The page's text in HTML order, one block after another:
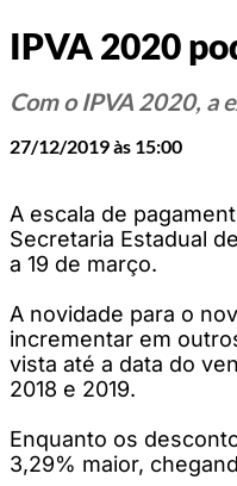
IPVA 2020
Com o IPVA 2020, a
27/12/2019 às 15:00
A escala de
Secretaria Estadual
a 19 de março.
A novidade para o
incrementar em
vista até a data do
2018 e 2019.
Enquanto os
3,29% maior,